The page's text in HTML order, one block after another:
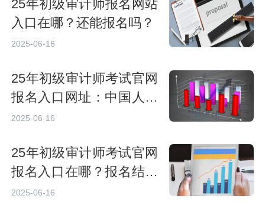
25年初级审计师报名网站
入口在哪？还能报名吗？
2025-06-16
25年初级审计师考试官网
报名入口网址：中国人事
考试网
2025-06-16
25年初级审计师考试官网
报名入口在哪？报名结束
了吗？
2025-06-16